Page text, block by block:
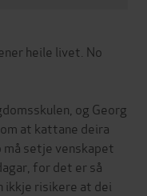
heile livet. No
og Georg
at kattane deira
må setje venskapet
for det er så
ikkje risikere at dei